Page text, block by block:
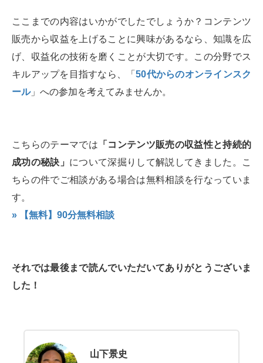
ここまでの内容はいかがでしたでしょうか？コンテンツ
販売から収益を上げることに興味があるなら、知識を広
げ、収益化の技術を磨くことが大切です。この分野でス
キルアップを目指すなら、「50代からのオンラインスク
ール」への参加を考えてみませんか。
こちらのテーマでは 「コンテンツ販売の収益性と持続的
成功の秘訣」 について深掘りして解説してきました。こ
ちらの件でご相談がある場合は無料相談を行なっていま
す。
» 【無料】90分無料相談
それでは最後まで読んでいただいてありがとうございま
した！
山下景史